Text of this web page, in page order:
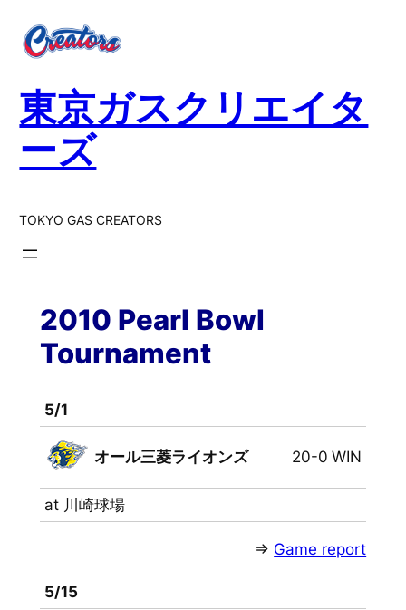
ス東京ガスクリエイタ
ーズ
TOKYO GAS CREATORS
2010 Pearl Bowl
Tournament
5/1
オール三菱ライオンズ 20-0 WIN
at 川崎球場
⇒ Game report
5/15